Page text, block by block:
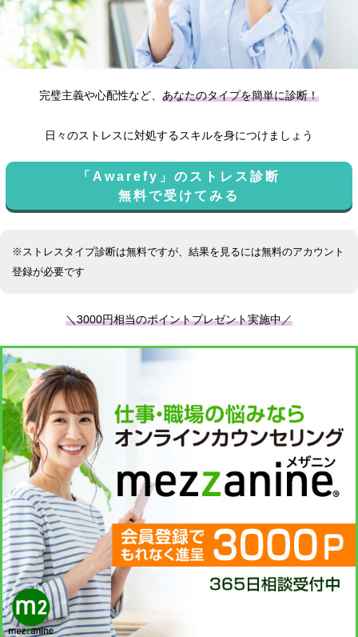
完璧主義や心配性など、 あなたのタイプを簡単に診断！
日々のストレスに対処するスキルを身につけましょう
「Awarefy」のストレス診断
無料で受けてみる
※ストレスタイプ診断は無料ですが、結果を見るには無料のアカウント
登録が必要です
＼3000円相当のポイントプレゼント実施中／